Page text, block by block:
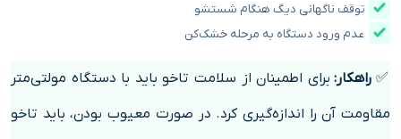
توقف ناگهانی دیگ هنگام شستشو
عدم ورود دستگاه به مرحله خشک‌کن
✅راهکار: برای اطمینان از سلامت تاخو باید با دستگاه مولتی‌متر
مقاومت آن را اندازه‌گیری کرد. در صورت معیوب بودن، باید تاخو